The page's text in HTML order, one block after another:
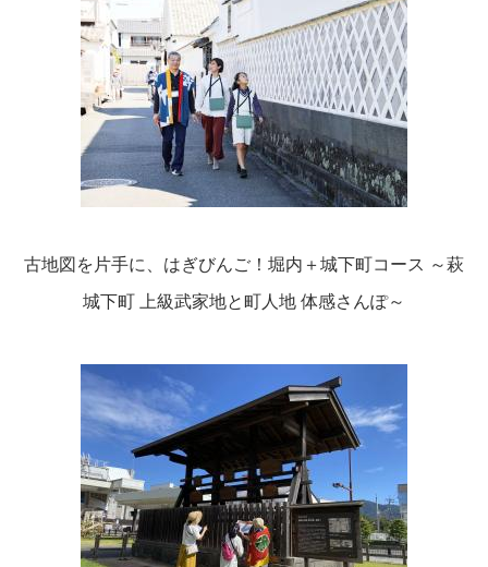
古地図を片手に、はぎびんご！堀内＋城下町コース ～萩
城下町 上級武家地と町人地 体感さんぽ～